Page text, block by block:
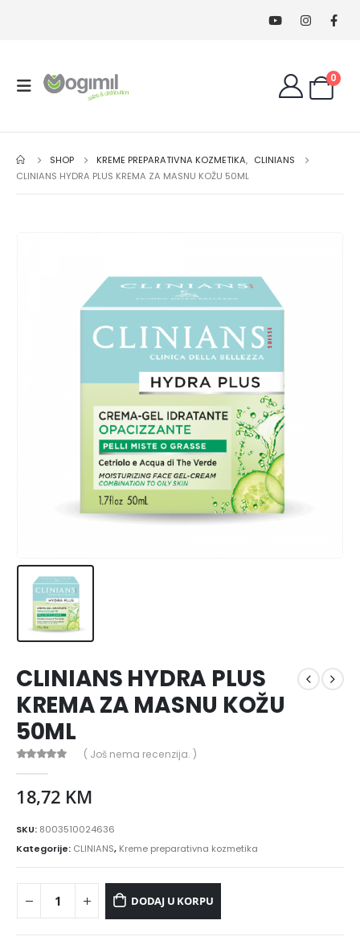
0
SHOP KREME PREPARATIVNA KOZMETIKA, CLINIANS
CLINIANS HYDRA PLUS KREMA ZA MASNU KOŽU 50ML
CLINIANS HYDRA PLUS
KREMA ZA MASNU KOŽU
50ML
( Još nema recenzija. )
18,72 KM
SKU: 8003510024636
Kategorije: CLINIANS, Kreme preparativna kozmetika
DODAJ U KORPU